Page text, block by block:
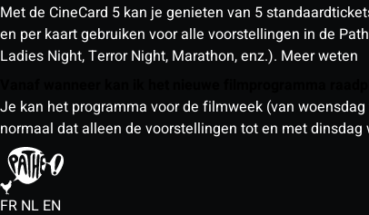
Met de CineCard 5 kan je genieten van 5
en per kaart gebruiken voor alle voorstellingen in de
Ladies Night, Terror Night, Marathon, enz.). Meer weten
Je kan het programma voor de filmweek (van
normaal dat alleen de voorstellingen tot en met dinsdag
FR NL EN